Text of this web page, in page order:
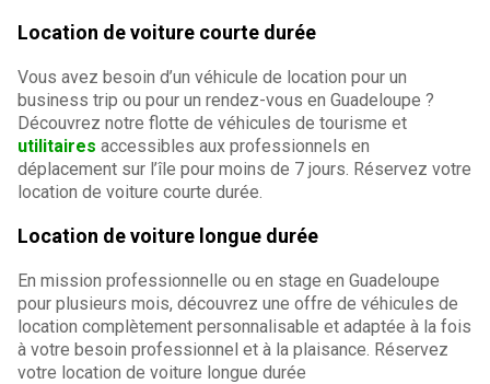
Location de voiture courte durée
Vous avez besoin d’un véhicule de location pour un
business trip ou pour un rendez-vous en Guadeloupe ?
Découvrez notre flotte de véhicules de tourisme et
utilitaires accessibles aux professionnels en
déplacement sur l’île pour moins de 7 jours. Réservez votre
location de voiture courte durée.
Location de voiture longue durée
En mission professionnelle ou en stage en Guadeloupe
pour plusieurs mois, découvrez une offre de véhicules de
location complètement personnalisable et adaptée à la fois
à votre besoin professionnel et à la plaisance. Réservez
votre location de voiture longue durée